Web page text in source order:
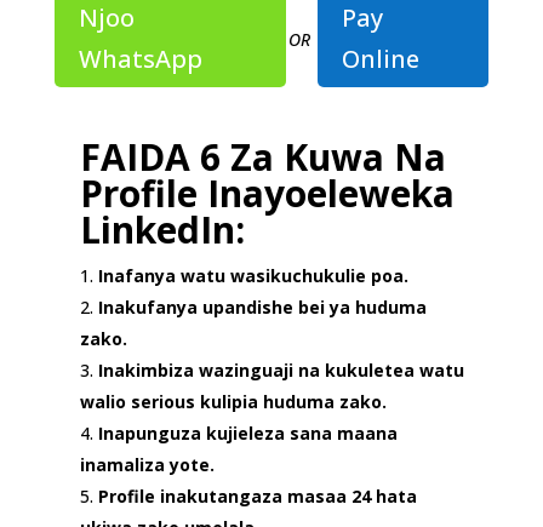
Njoo
WhatsApp
OR
Pay
Online
FAIDA 6 Za Kuwa Na
Profile Inayoeleweka
LinkedIn:
Inafanya watu wasikuchukulie poa.
Inakufanya upandishe bei ya huduma
zako.
Inakimbiza wazinguaji na kukuletea watu
walio serious kulipia huduma zako.
Inapunguza kujieleza sana maana
inamaliza yote.
Profile inakutangaza masaa 24 hata